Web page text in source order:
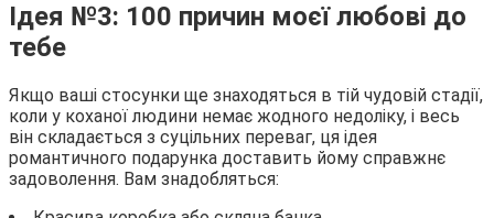
Ідея №3: 100 причин моєї любові до
тебе
Якщо ваші стосунки ще знаходяться в тій чудовій стадії,
коли у коханої людини немає жодного недоліку, і весь
він складається з суцільних переваг, ця ідея
романтичного подарунка доставить йому справжнє
задоволення. Вам знадобляться: